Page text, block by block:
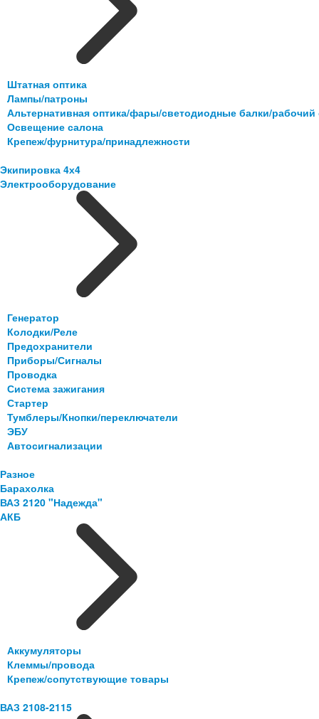
Штатная оптика
Лампы/патроны
Альтернативная оптика/фары/светодиодные балки/рабочий
Освещение салона
Крепеж/фурнитура/принадлежности
Экипировка 4х4
Электрооборудование
Генератор
Колодки/Реле
Предохранители
Приборы/Сигналы
Проводка
Система зажигания
Стартер
Тумблеры/Кнопки/переключатели
ЭБУ
Автосигнализации
Разное
Барахолка
ВАЗ 2120 "Надежда"
АКБ
Аккумуляторы
Клеммы/провода
Крепеж/сопутствующие товары
ВАЗ 2108-2115